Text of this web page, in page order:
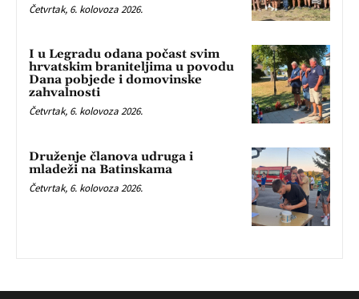
Četvrtak, 6. kolovoza 2026.
I u Legradu odana počast svim
hrvatskim braniteljima u povodu
Dana pobjede i domovinske
zahvalnosti
Četvrtak, 6. kolovoza 2026.
Druženje članova udruga i
mladeži na Batinskama
Četvrtak, 6. kolovoza 2026.